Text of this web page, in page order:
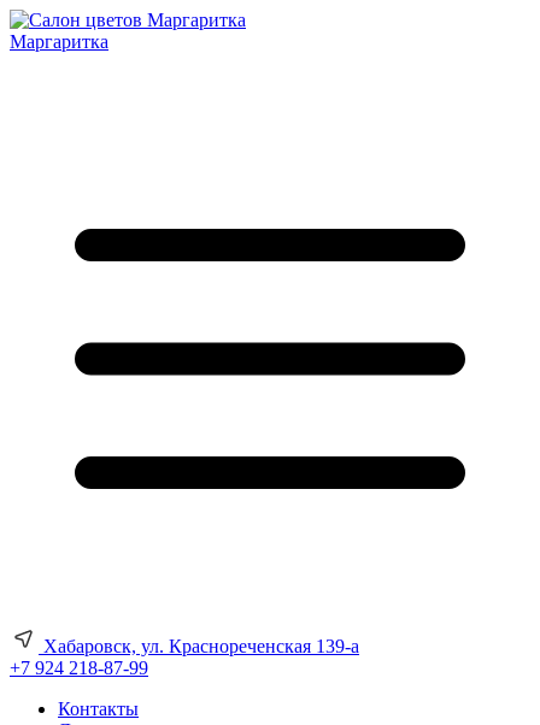
Маргаритка
Хабаровск, ул. Краснореченская 139-а
+7 924 218-87-99
Контакты